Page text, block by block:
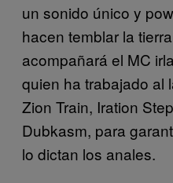
un sonido único y
hacen temblar la
acompañará el MC
quien ha trabajado al
Zion Train, Iration
Dubkasm, para
lo dictan los anales.